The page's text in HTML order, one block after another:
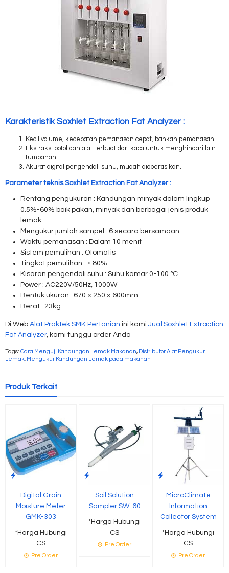
Karakteristik Soxhlet Extraction Fat Analyzer :
Kecil volume, kecepatan pemanasan cepat, bahkan pemanasan.
Ekstraksi botol dan alat terbuat dari kaca untuk menghindari lain
tumpahan
Akurat digital pengendali suhu, mudah dioperasikan.
Parameter teknis Soxhlet Extraction Fat Analyzer :
Rentang pengukuran : Kandungan minyak dalam lingkup
0.5%-60% baik pakan, minyak dan berbagai jenis produk
lemak
Mengukur jumlah sampel : 6 secara bersamaan
Waktu pemanasan : Dalam 10 menit
Sistem pemulihan : Otomatis
Tingkat pemulihan : ≥ 80%
Kisaran pengendali suhu : Suhu kamar 0-100 °C
Power : AC220V/50Hz, 1000W
Bentuk ukuran : 670 × 250 × 600mm
Berat : 23kg
Di Web Alat Praktek SMK Pertanian ini kami Jual Soxhlet Extraction
Fat Analyzer, kami tunggu order Anda
Tags: Cara Menguji Kandungan Lemak Makanan, Distributor Alat Pengukur
Lemak, Mengukur Kandungan Lemak pada makanan
Produk Terkait
Digital Grain
Moisture Meter
GMK-303
*Harga Hubungi
CS
Pre Order
Soil Solution
Sampler SW-60
*Harga Hubungi
CS
Pre Order
MicroClimate
Information
Collector System
*Harga Hubungi
CS
Pre Order